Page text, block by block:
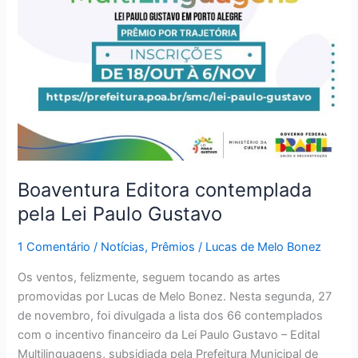
Boaventura Editora contemplada
pela Lei Paulo Gustavo
1 Comentário / Notícias, Prêmios / Lucas de Melo Bonez
Os ventos, felizmente, seguem tocando as artes
promovidas por Lucas de Melo Bonez. Nesta segunda, 27
de novembro, foi divulgada a lista dos 66 contemplados
com o incentivo financeiro da Lei Paulo Gustavo – Edital
Multilinguagens, subsidiada pela Prefeitura Municipal de